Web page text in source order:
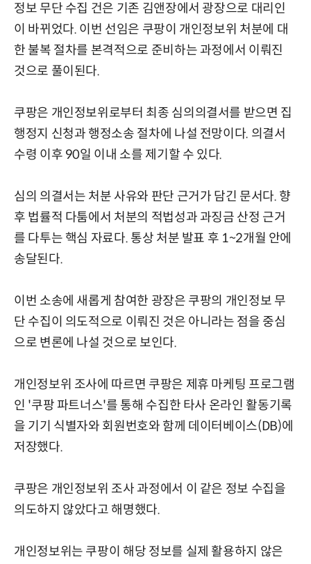
정보 무단 수집 건은 기존 김앤장에서 광장으로 대리인
이 바뀌었다. 이번 선임은 쿠팡이 개인정보위 처분에 대
한 불복 절차를 본격적으로 준비하는 과정에서 이뤄진
것으로 풀이된다.
쿠팡은 개인정보위로부터 최종 심의의결서를 받으면 집
행정지 신청과 행정소송 절차에 나설 전망이다. 의결서
수령 이후 90일 이내 소를 제기할 수 있다.
심의 의결서는 처분 사유와 판단 근거가 담긴 문서다. 향
후 법률적 다툼에서 처분의 적법성과 과징금 산정 근거
를 다투는 핵심 자료다. 통상 처분 발표 후 1~2개월 안에
송달된다.
이번 소송에 새롭게 참여한 광장은 쿠팡의 개인정보 무
단 수집이 의도적으로 이뤄진 것은 아니라는 점을 중심
으로 변론에 나설 것으로 보인다.
개인정보위 조사에 따르면 쿠팡은 제휴 마케팅 프로그램
인 '쿠팡 파트너스'를 통해 수집한 타사 온라인 활동기록
을 기기 식별자와 회원번호와 함께 데이터베이스(DB)에
저장했다.
쿠팡은 개인정보위 조사 과정에서 이 같은 정보 수집을
의도하지 않았다고 해명했다.
개인정보위는 쿠팡이 해당 정보를 실제 활용하지 않은